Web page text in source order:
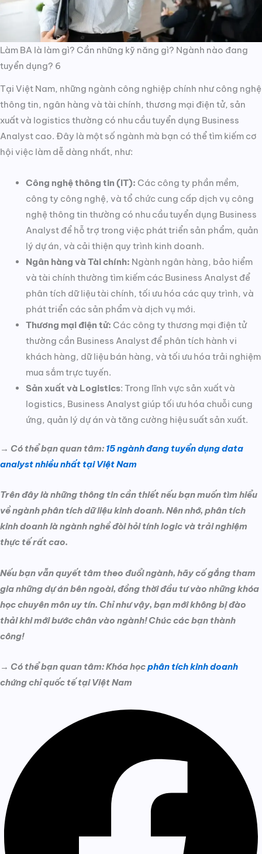
Làm BA là làm gì? Cần những kỹ năng gì? Ngành nào đang
tuyển dụng? 6
Tại Việt Nam, những ngành công nghiệp chính như công nghệ
thông tin, ngân hàng và tài chính, thương mại điện tử, sản
xuất và logistics thường có nhu cầu tuyển dụng Business
Analyst cao. Đây là một số ngành mà bạn có thể tìm kiếm cơ
hội việc làm dễ dàng nhất, như:
Công nghệ thông tin (IT): Các công ty phần mềm,
công ty công nghệ, và tổ chức cung cấp dịch vụ công
nghệ thông tin thường có nhu cầu tuyển dụng Business
Analyst để hỗ trợ trong việc phát triển sản phẩm, quản
lý dự án, và cải thiện quy trình kinh doanh.
Ngân hàng và Tài chính: Ngành ngân hàng, bảo hiểm
và tài chính thường tìm kiếm các Business Analyst để
phân tích dữ liệu tài chính, tối ưu hóa các quy trình, và
phát triển các sản phẩm và dịch vụ mới.
Thương mại điện tử: Các công ty thương mại điện tử
thường cần Business Analyst để phân tích hành vi
khách hàng, dữ liệu bán hàng, và tối ưu hóa trải nghiệm
mua sắm trực tuyến.
Sản xuất và Logistics: Trong lĩnh vực sản xuất và
logistics, Business Analyst giúp tối ưu hóa chuỗi cung
ứng, quản lý dự án và tăng cường hiệu suất sản xuất.
→ Có thể bạn quan tâm: 15 ngành đang tuyển dụng data
analyst nhiều nhất tại Việt Nam
Trên đây là những thông tin cần thiết nếu bạn muốn tìm hiểu
về ngành phân tích dữ liệu kinh doanh. Nên nhớ, phân tích
kinh doanh là ngành nghề đòi hỏi tính logic và trải nghiệm
thực tế rất cao.
Nếu bạn vẫn quyết tâm theo đuổi ngành, hãy cố gắng tham
gia những dự án bên ngoài, đồng thời đầu tư vào những khóa
học chuyên môn uy tín. Chỉ như vậy, bạn mới không bị đào
thải khi mới bước chân vào ngành! Chúc các bạn thành
công!
→ Có thể bạn quan tâm: Khóa họcphân tích kinh doanh
chứng chỉ quốc tế tại Việt Nam